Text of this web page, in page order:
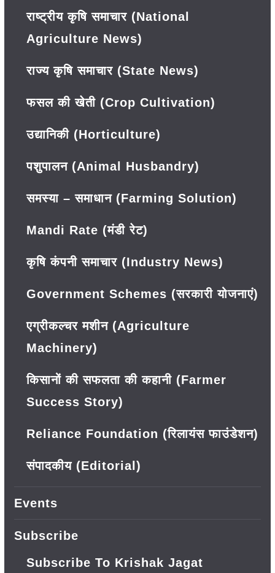
राष्ट्रीय कृषि समाचार (National
Agriculture News)
राज्य कृषि समाचार (State News)
फसल की खेती (Crop Cultivation)
उद्यानिकी (Horticulture)
पशुपालन (Animal Husbandry)
समस्या – समाधान (Farming Solution)
Mandi Rate (मंडी रेट)
कृषि कंपनी समाचार (Industry News)
Government Schemes (सरकारी योजनाएं)
एग्रीकल्चर मशीन (Agriculture
Machinery)
किसानों की सफलता की कहानी (Farmer
Success Story)
Reliance Foundation (रिलायंस फाउंडेशन)
संपादकीय (Editorial)
Events
Subscribe
Subscribe To Krishak Jagat